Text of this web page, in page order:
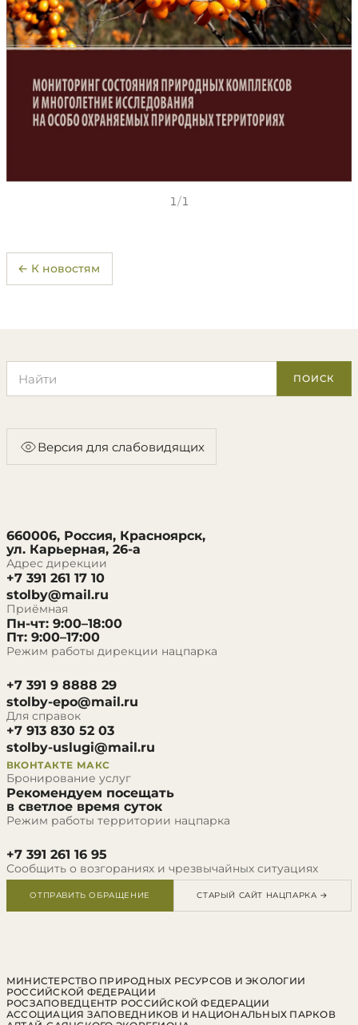
1/1
← К новостям
ПОИСК
Версия для слабовидящих
660006, Россия, Красноярск,
ул. Карьерная, 26-а
Адрес дирекции
+7 391 261 17 10
stolby@mail.ru
Приёмная
Пн-чт: 9:00–18:00
Пт: 9:00–17:00
Режим работы дирекции нацпарка
+7 391 9 8888 29
stolby-epo@mail.ru
Для справок
+7 913 830 52 03
stolby-uslugi@mail.ru
ВКОНТАКТЕ МАКС
Бронирование услуг
Рекомендуем посещать
в светлое время суток
Режим работы территории нацпарка
+7 391 261 16 95
Сообщить о возгораниях и чрезвычайных ситуациях
ОТПРАВИТЬ ОБРАЩЕНИЕ СТАРЫЙ САЙТ НАЦПАРКА →
МИНИСТЕРСТВО ПРИРОДНЫХ РЕСУРСОВ И ЭКОЛОГИИ
РОССИЙСКОЙ ФЕДЕРАЦИИ
РОСЗАПОВЕДЦЕНТР РОССИЙСКОЙ ФЕДЕРАЦИИ
АССОЦИАЦИЯ ЗАПОВЕДНИКОВ И НАЦИОНАЛЬНЫХ ПАРКОВ